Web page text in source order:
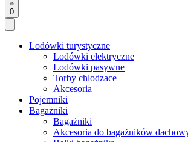
0
Lodówki turystyczne
Lodówki elektryczne
Lodówki pasywne
Torby chlodzace
Akcesoria
Pojemniki
Bagażniki
Bagażniki
Akcesoria do bagażników